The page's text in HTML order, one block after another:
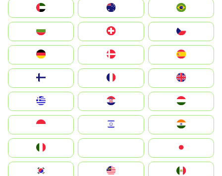
الإمارات العربية المتحدة
Switzerland
Deutschland
United Kingdom
Magyarország
South Korea